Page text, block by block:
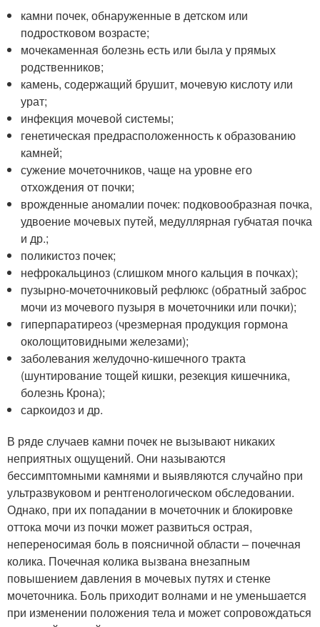
камни почек, обнаруженные в детском или
подростковом возрасте;
мочекаменная болезнь есть или была у прямых
родственников;
камень, содержащий брушит, мочевую кислоту или
урат;
инфекция мочевой системы;
генетическая предрасположенность к образованию
камней;
сужение мочеточников, чаще на уровне его
отхождения от почки;
врожденные аномалии почек: подковообразная почка,
удвоение мочевых путей, медуллярная губчатая почка
и др.;
поликистоз почек;
нефрокальциноз (слишком много кальция в почках);
пузырно-мочеточниковый рефлюкс (обратный заброс
мочи из мочевого пузыря в мочеточники или почки);
гиперпаратиреоз (чрезмерная продукция гормона
околощитовидными железами);
заболевания желудочно-кишечного тракта
(шунтирование тощей кишки, резекция кишечника,
болезнь Крона);
саркоидоз и др.
В ряде случаев камни почек не вызывают никаких
неприятных ощущений. Они называются
бессимптомными камнями и выявляются случайно при
ультразвуковом и рентгенологическом обследовании.
Однако, при их попадании в мочеточник и блокировке
оттока мочи из почки может развиться острая,
непереносимая боль в поясничной области – почечная
колика. Почечная колика вызвана внезапным
повышением давления в мочевых путях и стенке
мочеточника. Боль приходит волнами и не уменьшается
при изменении положения тела и может сопровождаться